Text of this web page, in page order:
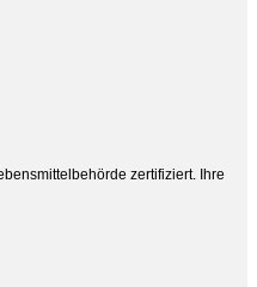
zertifiziert. Ihre